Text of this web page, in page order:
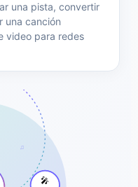
una pista, convertir
una canción
video para redes
🎤
♫